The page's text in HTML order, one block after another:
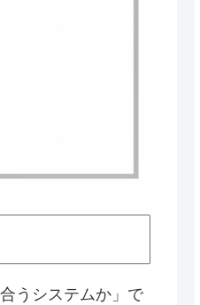
うシステムか」で